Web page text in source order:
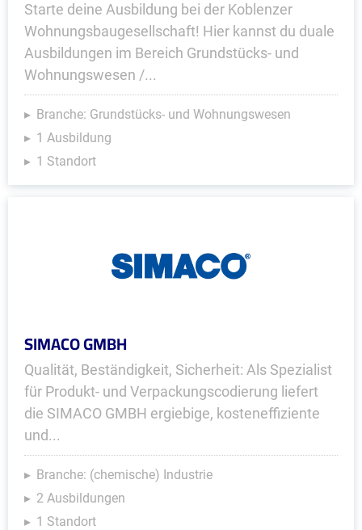
Starte deine Ausbildung bei der Koblenzer
Wohnungsbaugesellschaft! Hier kannst du duale
Ausbildungen im Bereich Grundstücks- und
Wohnungswesen /...
Branche: Grundstücks- und Wohnungswesen
1 Ausbildung
1 Standort
SIMACO GMBH
Qualität, Beständigkeit, Sicherheit: Als Spezialist
für Produkt- und Verpackungscodierung liefert
die SIMACO GMBH ergiebige, kosteneffiziente
und...
Branche: (chemische) Industrie
2 Ausbildungen
1 Standort